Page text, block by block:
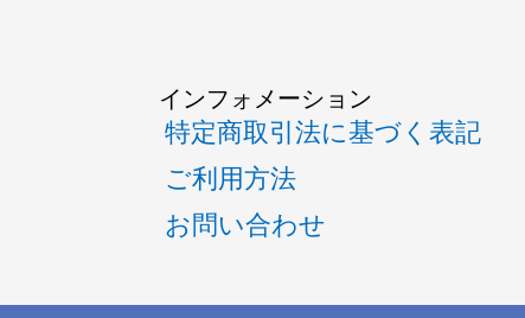
インフォメーション
特定商取引法に基づく表記
ご利用方法
お問い合わせ